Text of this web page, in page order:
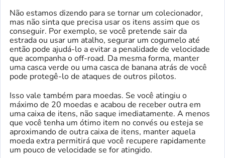
Não estamos dizendo para se tornar um colecionador,
mas não sinta que precisa usar os itens assim que os
conseguir. Por exemplo, se você pretende sair da
estrada ou usar um atalho, segurar um cogumelo até
então pode ajudá-lo a evitar a penalidade de velocidade
que acompanha o off-road. Da mesma forma, manter
uma casca verde ou uma casca de banana atrás de você
pode protegê-lo de ataques de outros pilotos.
Isso vale também para moedas. Se você atingiu o
máximo de 20 moedas e acabou de receber outra em
uma caixa de itens, não saque imediatamente. A menos
que você tenha um ótimo item no convés ou esteja se
aproximando de outra caixa de itens, manter aquela
moeda extra permitirá que você recupere rapidamente
um pouco de velocidade se for atingido.